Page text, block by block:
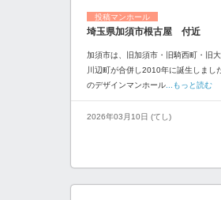
投稿マンホール
埼玉県加須市根古屋 付近
加須市は、旧加須市・旧騎西町・旧
川辺町が合併し2010年に誕生しまし
のデザインマンホール ...もっと読む
2026年03月10日 (てし)